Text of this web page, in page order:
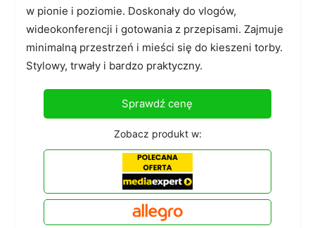
w pionie i poziomie. Doskonały do vlogów,
wideokonferencji i gotowania z przepisami. Zajmuje
minimalną przestrzeń i mieści się do kieszeni torby.
Stylowy, trwały i bardzo praktyczny.
Sprawdź cenę
Zobacz produkt w: